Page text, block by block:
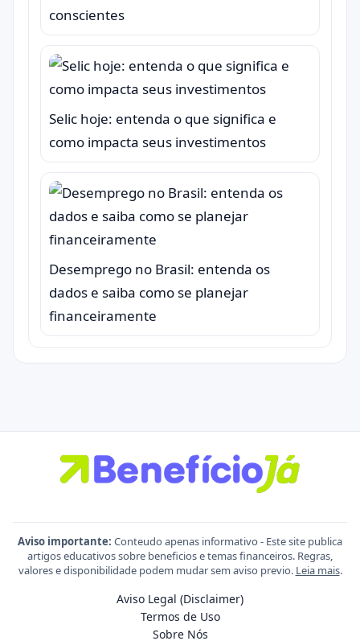
conscientes
Selic hoje: entenda o que significa e
como impacta seus investimentos
Desemprego no Brasil: entenda os
dados e saiba como se planejar
financeiramente
Aviso importante: Conteudo apenas informativo - Este site publica
artigos educativos sobre beneficios e temas financeiros. Regras,
valores e disponibilidade podem mudar sem aviso previo. Leia mais.
Aviso Legal (Disclaimer)
Termos de Uso
Sobre Nós